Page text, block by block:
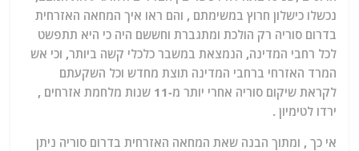
נכשלו כישלון חרוץ במשימתם , והם ראו איך המחאה האזרחית
בדרום סוריה רק הולכת ומתגברת וחששם היה כי היא תתפשט
לכל רחבי המדינה, הנמצאת במשבר כלכלי קשה ביותר, וכי אש
המרד האזרחי ברחבי המדינה תוצת מחדש וכל השקעתם
לקראת שיקום סוריה אחרי יותר מ-11 שנות מלחמת אזרחים ,
ירדו לטימיון .
אי כך , ומתוך הבנה שאת המחאה האזרחית בדרום סוריה ניתן